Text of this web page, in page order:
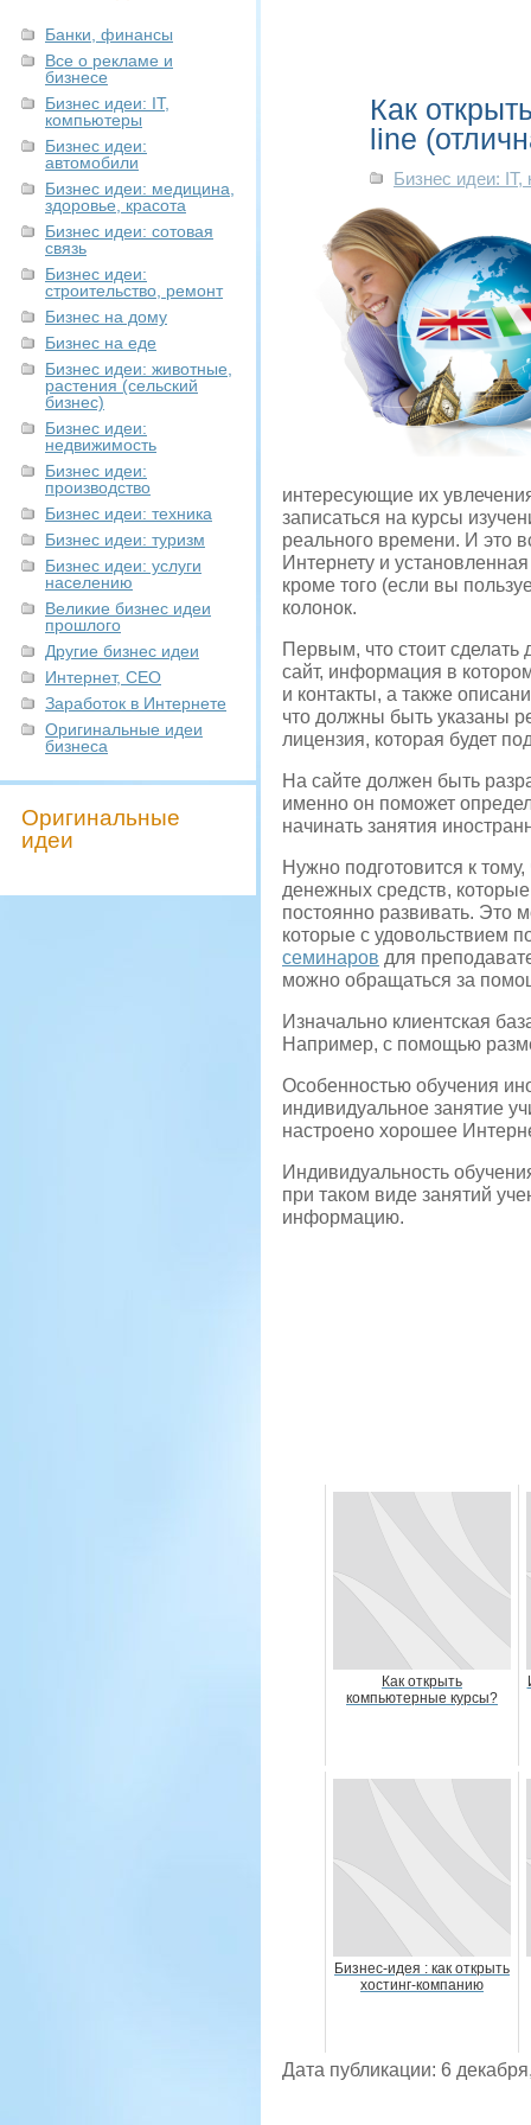
Банки, финансы
Все о рекламе и
бизнесе
Бизнес идеи: IT,
компьютеры
Бизнес идеи:
автомобили
Бизнес идеи: медицина,
здоровье, красота
Бизнес идеи: сотовая
связь
Бизнес идеи:
строительство, ремонт
Бизнес на дому
Бизнес на еде
Бизнес идеи: животные,
растения (сельский
бизнес)
Бизнес идеи:
недвижимость
Бизнес идеи:
производство
Бизнес идеи: техника
Бизнес идеи: туризм
Бизнес идеи: услуги
населению
Великие бизнес идеи
прошлого
Другие бизнес идеи
Интернет, СЕО
Заработок в Интернете
Оригинальные идеи
бизнеса
Оригинальные
идеи
Как
line
Бизнес идеи:
интересующие их
записаться на курсы
реального времени. И это
Интернету и
кроме того (если вы
колонок.
Первым, что стоит сделать
сайт, информация в
и контакты, а также
что должны быть указаны
лицензия, которая будет
На сайте должен быть
именно он поможет
начинать занятия
Нужно подготовится к
денежных средств,
постоянно развивать. Это
которые с удовольствием
семинаров для
можно обращаться за
Изначально клиентская
Например, с помощью
Особенностью обучения
индивидуальное занятие
настроено хорошее
Индивидуальность
при таком виде занятий
информацию.
Как открыть
компьютерные курсы?
Бизнес-идея : как открыть
хостинг-компанию
Дата публикации: 6